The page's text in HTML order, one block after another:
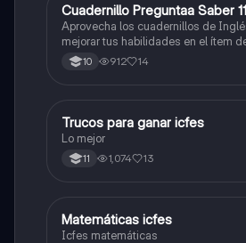
ICFES: Inglés
Cuadernillo Preguntaa Saber
Aprovecha los cuadernillos de
mejorar tus habilidades en el ítem
Prueba Saber 11. 🫡
10 912 14
Química
Trucos para ganar icfes
Lo mejor
11 1,074 13
ICFES: Matemáticas
Matemáticas icfes
Icfes matemáticas